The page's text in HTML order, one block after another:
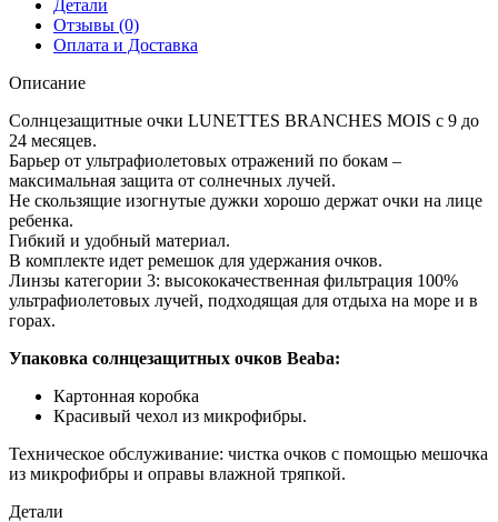
Детали
Отзывы (0)
Оплата и Доставка
Описание
Солнцезащитные очки LUNETTES BRANCHES MOIS с 9 до
24 месяцев.
Барьер от ультрафиолетовых отражений по бокам –
максимальная защита от солнечных лучей.
Не скользящие изогнутые дужки хорошо держат очки на лице
ребенка.
Гибкий и удобный материал.
В комплекте идет ремешок для удержания очков.
Линзы категории 3: высококачественная фильтрация 100%
ультрафиолетовых лучей, подходящая для отдыха на море и в
горах.
Упаковка солнцезащитных очков Beaba:
Картонная коробка
Красивый чехол из микрофибры.
Техническое обслуживание: чистка очков с помощью мешочка
из микрофибры и оправы влажной тряпкой.
Детали